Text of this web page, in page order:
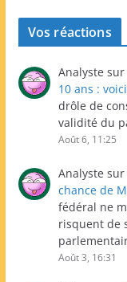
Vos réactions
Analyste sur
10 ans :
drôle de
validité du
Août 6, 11:25
Analyste sur
chance de
fédéral ne
risquent de
Août 3, 16:31